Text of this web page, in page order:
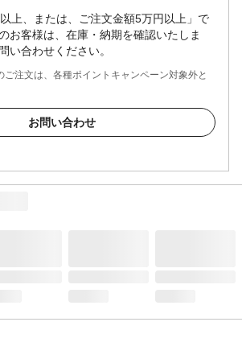
以上、または、ご注文金額5万円以上」で
お客様は、在庫・納期を確認いたしま
い合わせください。
注文は、各種ポイントキャンペーン対象外と
お問い合わせ